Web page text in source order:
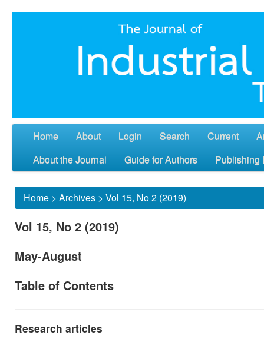
Home About Login Search Current
About the Journal
Guide for Authors Publishing
Home > Archives > Vol 15, No 2 (2019)
Vol 15, No 2 (2019)
May-August
Table of Contents
Research articles